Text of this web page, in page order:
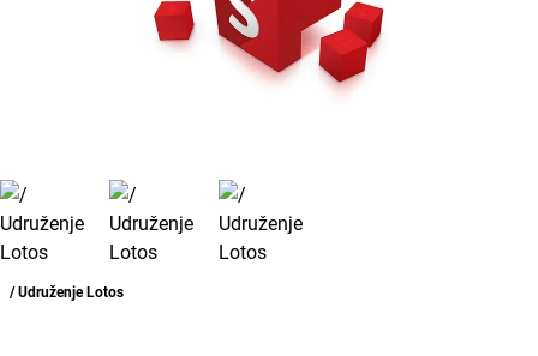
/ Udruženje Lotos